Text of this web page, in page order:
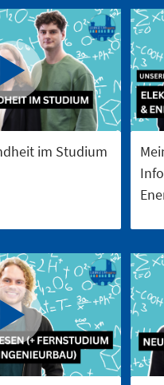
im Studium